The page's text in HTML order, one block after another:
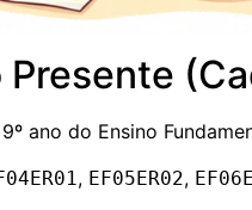
Presente
ano do Ensino
, EF05ER02,